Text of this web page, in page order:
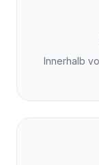
Innerhalb